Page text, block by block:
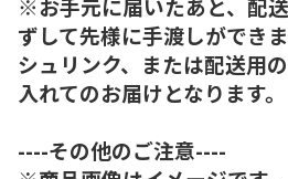
ずして先様に手渡しができ
シュリンク、または配送用
入れてのお届けとなります。
----その他のご注意----